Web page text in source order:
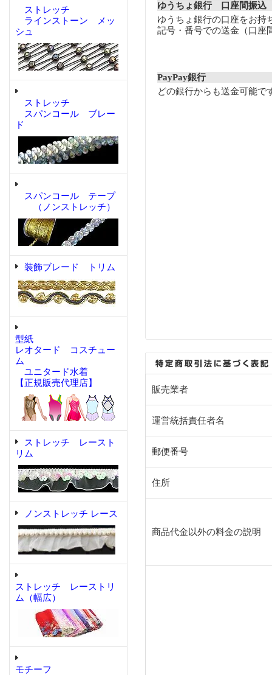
ストレッチ
ラインストーン メッ
シュ
ストレッチ
スパンコール ブレー
ド
スパンコール テープ
（ノンストレッチ）
装飾ブレード トリム
型紙
レオタード コスチュー
ム
ユニタード水着
【正規販売代理店】
ストレッチ レースト
リム
ノンストレッチ レース
ストレッチ レーストリ
ム（幅広）
モチーフ
ゆうちょ銀行 口座間振込
ゆうちょ銀行の口座をお持
記号・番号での送金（口座
PayPay銀行
どの銀行からも送金可能で
販売業者
運営統括責任者名
郵便番号
住所
商品代金以外の料金の説明